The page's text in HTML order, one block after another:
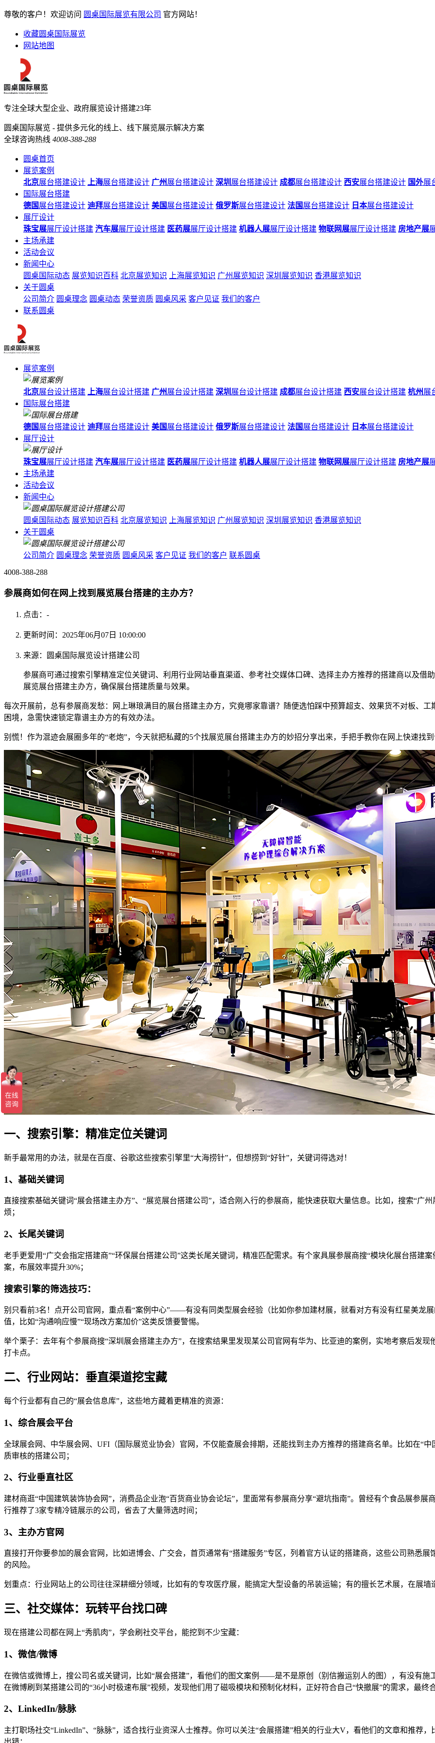
尊敬的客户！欢迎访问 圆桌国际展览有限公司 官方网站！
收藏圆桌国际展览
网站地图
专注全球大型企业、政府展览设计搭建23年
圆桌国际展览 - 提供多元化的线上、线下展览展示解决方案
全球咨询热线 4008-388-288
圆桌首页
展览案例
北京展台搭建设计 上海展台搭建设计 广州展台搭建设计 深圳 展台搭建设计 成都展台搭建设计 西安展台搭建设计 国外展
国际展台搭建
德国 展台搭建设计 迪拜展台搭建设计 美国 展台搭建设计 俄罗斯展台搭建设计 法国 展台搭建设计 日本展台搭建设计
展厅设计
珠宝展展厅设计搭建 汽车展展厅设计搭建 医药展展厅设计搭建 机器人展展厅设计搭建 物联网展展厅设计搭建 房地产展
主场承建
活动会议
新闻中心
圆桌国际动态 展览知识百科 北京展览知识 上海展览知识 广州展览知识 深圳展览知识 香港展览知识
关于圆桌
公司简介 圆桌理念 圆桌动态 荣誉资质 圆桌风采 客户见证 我们的客户
联系圆桌
展览案例
北京展台设计搭建 上海展台设计搭建 广州展台设计搭建 深圳 展台设计搭建 成都展台设计搭建 西安展台设计搭建 杭州展
国际展台搭建
德国 展台搭建设计 迪拜展台搭建设计 美国 展台搭建设计 俄罗斯展台搭建设计 法国 展台搭建设计 日本展台搭建设计
展厅设计
珠宝展展厅设计搭建 汽车展展厅设计搭建 医药展展厅设计搭建 机器人展展厅设计搭建 物联网展展厅设计搭建 房地产展
主场承建
活动会议
新闻中心
圆桌国际动态 展览知识百科 北京展览知识 上海展览知识 广州展览知识 深圳展览知识 香港展览知识
关于圆桌
公司简介 圆桌理念 荣誉资质 圆桌风采 客户见证 我们的客户 联系圆桌
4008-388-288
参展商如何在网上找到展览展台搭建的主办方？
点击： -
更新时间：2025年06月07日 10:00:00
来源：圆桌国际展览设计搭建公司
参展商可通过搜索引擎精准定位关键词、利用行业网站垂直渠道、参考社交媒体口碑、选择主办方推荐的搭建商以及借
展览展台搭建主办方，确保展台搭建质量与效果。
每次开展前，总有参展商发愁：网上琳琅满目的展台搭建主办方，究竟哪家靠谱？随便选怕踩中预算超支、效果货不对板、
困境，急需快速锁定靠谱主办方的有效办法。
别慌！作为混迹会展圈多年的“老炮”，今天就把私藏的5个找展览展台搭建主办方的妙招分享出来，手把手教你在网上快速找
一、搜索引擎：精准定位关键词
新手最常用的办法，就是在百度、谷歌这些搜索引擎里“大海捞针”，但想捞到“好针”，关键词得选对！
1、基础关键词
直接搜索基础关键词“展会搭建主办方”、“展览展台搭建公司”，适合刚入行的参展商，能快速获取大量信息。比如，搜索“广
烦；
2、长尾关键词
老手更爱用“广交会指定搭建商”“环保展台搭建公司”这类长尾关键词，精准匹配需求。有个家具展参展商搜“模块化展台搭建
案，布展效率提升30%；
搜索引擎的筛选技巧：
别只看前3名！点开公司官网，重点看“案例中心”——有没有同类型展会经验（比如你参加建材展，就看对方有没有红星美龙
值，比如“沟通响应慢”“现场改方案加价”这类反馈要警惕。
举个栗子：去年有个参展商搜“深圳展会搭建主办方”，在搜索结果里发现某公司官网有华为、比亚迪的案例，实地考察后发
打卡点。
二、行业网站：垂直渠道挖宝藏
每个行业都有自己的“展会信息库”，这些地方藏着更精准的资源：
1、综合展会平台
全球展会网、中华展会网、UFI（国际展览业协会）官网，不仅能查展会排期，还能找到主办方推荐的搭建商名单。比如在“
质审核的搭建公司；
2、行业垂直社区
建材商逛“中国建筑装饰协会网”，消费品企业泡“百货商业协会论坛”，里面常有参展商分享“避坑指南”。曾经有个食品展参展
行推荐了3家专精冷链展示的公司，省去了大量筛选时间；
3、主办方官网
直接打开你要参加的展会官网，比如进博会、广交会，首页通常有“搭建服务”专区，列着官方认证的搭建商，这些公司熟悉
的风险。
划重点：行业网站上的公司往往深耕细分领域，比如有的专攻医疗展，能搞定大型设备的吊装运输；有的擅长艺术展，在展墙
三、社交媒体：玩转平台找口碑
现在搭建公司都在网上“秀肌肉”，学会刷社交平台，能挖到不少宝藏：
1、微信/微博
在微信或微博上，搜公司名或关键词，比如“展会搭建”，看他们的图文案例——是不是原创（别信搬运别人的图），有没有施
在微博刷到某搭建公司的“36小时极速布展”视频，发现他们用了磁吸模块和预制化材料，正好符合自己“快撤展”的需求，最终
2、LinkedIn/脉脉
主打职场社交“LinkedIn”、“脉脉”，适合找行业资深人士推荐。你可以关注“会展搭建”相关的行业大V，看他们的文章和推荐